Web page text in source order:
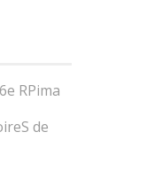
RPima
de